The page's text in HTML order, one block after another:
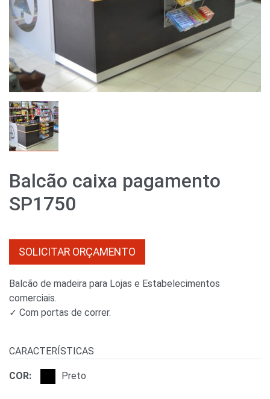
Balcão caixa pagamento
SP1750
SOLICITAR ORÇAMENTO
Balcão de madeira para Lojas e Estabelecimentos
comerciais.
✓ Com portas de correr.
CARACTERÍSTICAS
COR: Preto